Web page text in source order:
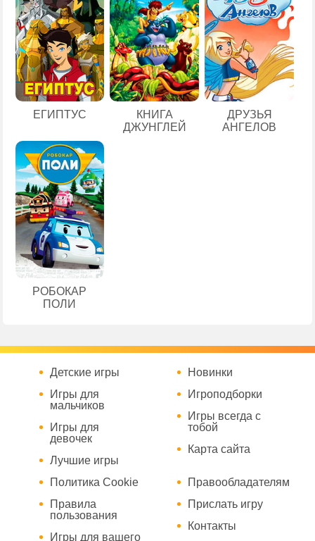
ЕГИПТУС
КНИГА
ДЖУНГЛЕЙ
ДРУЗЬЯ
АНГЕЛОВ
РОБОКАР
ПОЛИ
Детские игры
Игры для
мальчиков
Игры для
девочек
Лучшие игры
Новинки
Игроподборки
Игры всегда с
тобой
Карта сайта
Политика Cookie
Правила
пользования
Игры для вашего
Правообладателям
Прислать игру
Контакты